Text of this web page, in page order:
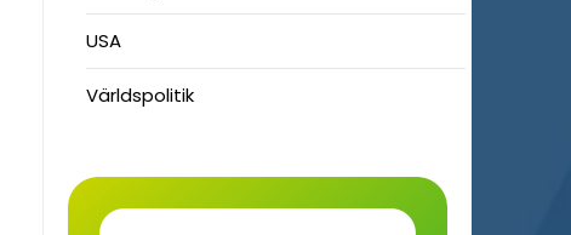
USA
Världspolitik